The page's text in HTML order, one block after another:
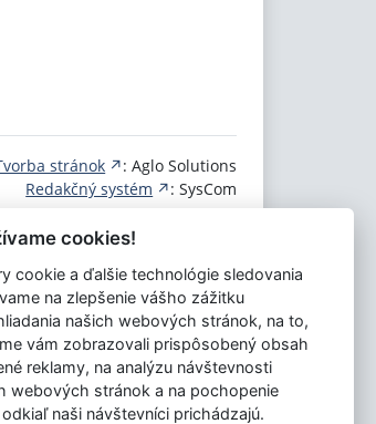
stránok
: Aglo Solutions
Redakčný systém
: SysCom
cookies!
cookie a ďalšie technológie sledovania
na zlepšenie vášho zážitku
našich webových stránok, na to,
vám zobrazovali prispôsobený obsah
reklamy, na analýzu návštevnosti
webových stránok a na pochopenie
naši návštevníci prichádzajú.